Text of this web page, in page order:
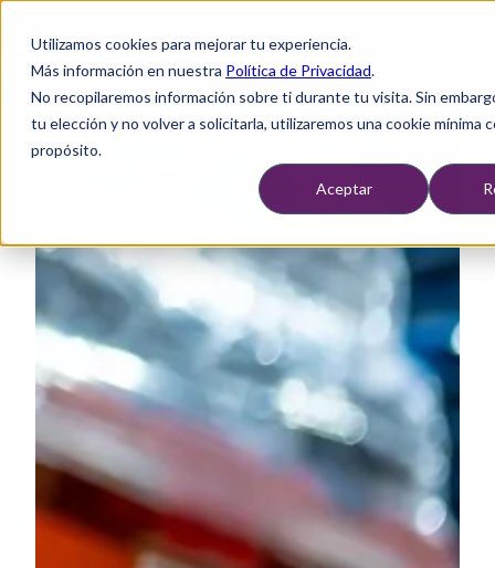
Utilizamos cookies para mejorar tu experiencia.
Más información en nuestra Política de Privacidad.
No recopilaremos información sobre ti durante tu visita. Sin
tu elección y no volver a solicitarla, utilizaremos una cookie mínima
propósito.
Aceptar
a
Soluciones
Sobre nosotros